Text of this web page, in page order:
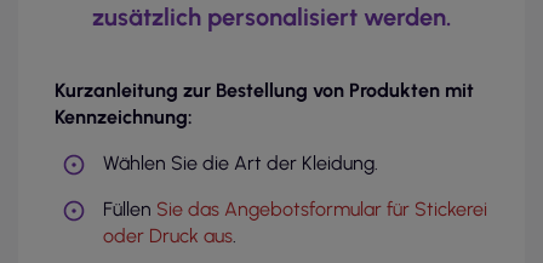
zusätzlich personalisiert werden.
Kurzanleitung zur Bestellung von Produkten mit
Kennzeichnung:
Wählen Sie die Art der Kleidung.
Füllen Sie das Angebotsformular für Stickerei
oder Druck aus.